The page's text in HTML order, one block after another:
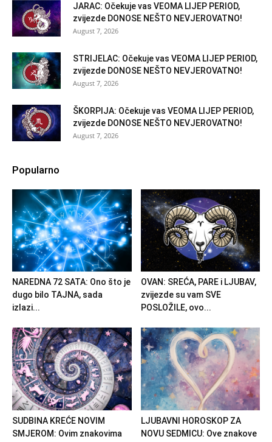
JARAC: Očekuje vas VEOMA LIJEP PERIOD,
zvijezde DONOSE NEŠTO NEVJEROVATNO!
August 7, 2026
STRIJELAC: Očekuje vas VEOMA LIJEP PERIOD,
zvijezde DONOSE NEŠTO NEVJEROVATNO!
August 7, 2026
ŠKORPIJA: Očekuje vas VEOMA LIJEP PERIOD,
zvijezde DONOSE NEŠTO NEVJEROVATNO!
August 7, 2026
Popularno
NAREDNA 72 SATA: Ono što je
dugo bilo TAJNA, sada
izlazi...
OVAN: SREĆA, PARE i LJUBAV,
zvijezde su vam SVE
POSLOŽILE, ovo...
SUDBINA KREĆE NOVIM
SMJEROM: Ovim znakovima
LJUBAVNI HOROSKOP ZA
NOVU SEDMICU: Ove znakove